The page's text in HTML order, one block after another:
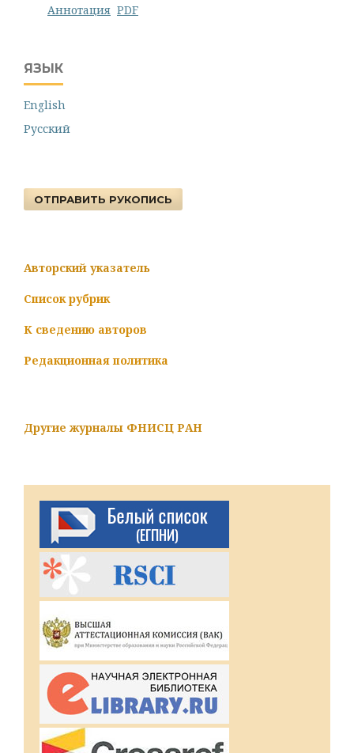
Аннотация PDF
ЯЗЫК
English
Русский
ОТПРАВИТЬ РУКОПИСЬ
Авторский указатель
Список рубрик
К сведению авторов
Редакционная политика
Другие журналы ФНИСЦ РАН